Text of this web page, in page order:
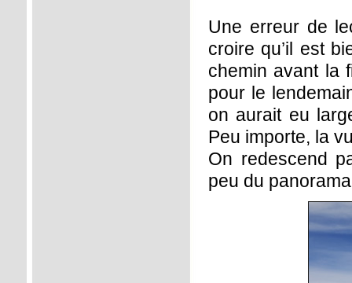
Une erreur de
croire qu’il est
chemin avant la
pour le
on aurait eu
Peu importe, la
On redescend
peu du